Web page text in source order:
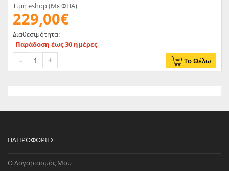
Τιμή eshop (Με ΦΠΑ)
229,00€
Διαθεσιμότητα:
Παράδοση έως 30 ημέρες
Το Θέλω
ΠΛΗΡΟΦΟΡΊΕΣ
Ο Λογαριασμός Μου